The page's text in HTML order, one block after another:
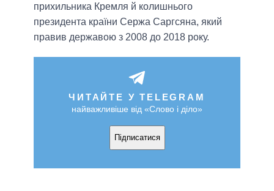
прихильника Кремля й колишнього
президента країни Сержа Саргсяна, який
правив державою з 2008 до 2018 року.
ЧИТАЙТЕ У TELEGRAM
найважливіше від «Слово і діло»
Підписатися